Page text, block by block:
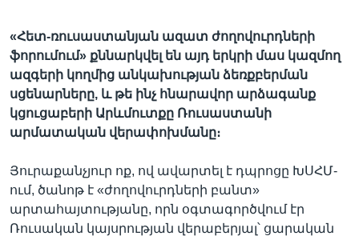
«Հետ-ռուսաստանյան ազատ ժողովուրդների
ֆորումում» քննարկվել են այդ երկրի մաս կազմող
ազգերի կողմից անկախության ձեռքբերման
սցենարները, և թե ինչ հնարավոր արձագանք
կցուցաբերի Արևմուտքը Ռուսաստանի
արմատական վերափոխմանը։
Յուրաքանչյուր ոք, ով ավարտել է դպրոցը ԽՍՀՄ-
ում, ծանոթ է «ժողովուրդների բանտ»
արտահայտությանը, որն օգտագործվում էր
Ռուսական կայսրության վերաբերյալ՝ ցարական